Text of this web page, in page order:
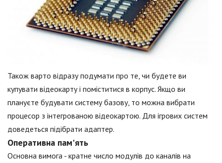
Також варто відразу подумати про те, чи будете ви
купувати відеокарту і поміститися в корпус. Якщо ви
плануєте будувати систему базову, то можна вибрати
процесор з інтегрованою відеокартою. Для ігрових систем
доведеться підібрати адаптер.
Оперативна пам'ять
Основна вимога - кратне число модулів до каналів на